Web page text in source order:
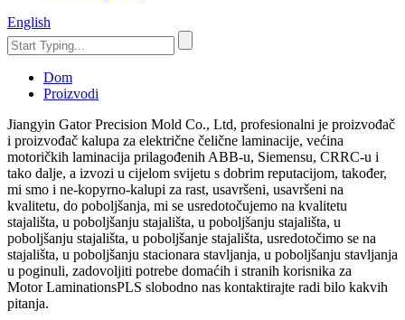
English
Dom
Proizvodi
Jiangyin Gator Precision Mold Co., Ltd, profesionalni je proizvođač
i proizvođač kalupa za električne čelične laminacije, većina
motoričkih laminacija prilagođenih ABB-u, Siemensu, CRRC-u i
tako dalje, a izvozi u cijelom svijetu s dobrim reputacijom, također,
mi smo i ne-kopyrno-kalupi za rast, usavršeni, usavršeni na
kvalitetu, do poboljšanja, mi se usredotočujemo na kvalitetu
stajališta, u poboljšanju stajališta, u poboljšanju stajališta, u
poboljšanju stajališta, u poboljšanje stajališta, usredotočimo se na
stajališta, u poboljšanju stacionara stavljanja, u poboljšanju stavljanja
u poginuli, zadovoljiti potrebe domaćih i stranih korisnika za
Motor LaminationsPLS slobodno nas kontaktirajte radi bilo kakvih
pitanja.